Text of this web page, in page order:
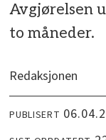
Avgjørelsen
to måneder.
Redaksjonen
PUBLISERT